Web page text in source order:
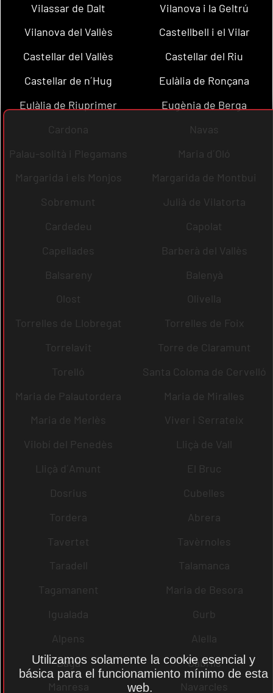
Vilassar de Dalt
Vilanova i la Geltrú
Vilanova del Vallès
Castellbell i el Vilar
Castellar del Vallès
Castellar del Riu
Castellar de n´Hug
Eulàlia de Ronçana
Eulàlia de Riuprimer
Eugènia de Berga
Cardona
Navas
Palau-solità i Plegamans
Maria d´Oló
Margarida i els Monjos
Margarida de Montbui
Sobremunt
Julià de Vilatorta
Cardedeu
Capolat
Capellades
Barberà del Vallès
Balsareny
Balenyà
Olost
Olivella
Torrelles de Llobregat
Torrelles de Foix
Torrelavit
Torre de Claramunt
Torelló
Santa Coloma de Cervelló
Maria de Palautordera
Maria de Miralles
Maria de Merlès
Viver i Serrateix
Vilobí del Penedès
Lliçà de Vall
Lliçà d´Amunt
El Bruc
Dosrius
Cubelles
Tordera
Abrera
Tavertet
Tavèrnoles
Taradell
Talamanca
Tagamanent
Maria de Besora
Igualada
Gurb
Alpens
Alella
Bagà
Cabrils
Manresa
Navarcles
Utilizamos solamente la cookie esencial y
básica para el funcionamiento mínimo de esta
web.